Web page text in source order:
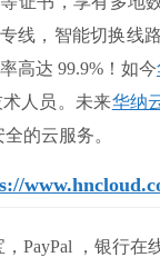
线，智能切换线
高达 99.9%！如今
人员。未来华纳
的云服务。
PayPal ，银行在